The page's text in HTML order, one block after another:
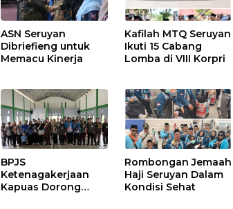
ASN Seruyan
Dibriefieng untuk
Memacu Kinerja
Kafilah MTQ Seruyan
Ikuti 15 Cabang
Lomba di VIII Korpri
BPJS
Ketenagakerjaan
Kapuas Dorong
Rombongan Jemaah
Haji Seruyan Dalam
Kondisi Sehat